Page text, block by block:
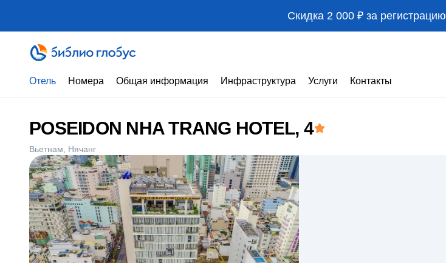
Скидка 2 000 ₽ за регистрацию
Отель Номера Общая информация Инфраструктура Услуги Контакты
POSEIDON NHA TRANG HOTEL, 4
Вьетнам Нячанг